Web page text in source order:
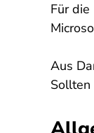
Für
Aus